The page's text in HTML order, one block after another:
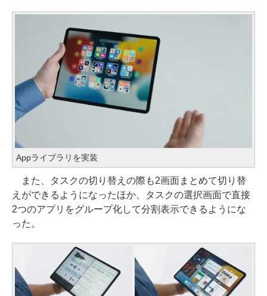
Appライブラリを実装
また、タスクの切り替えの際も2画面まとめて切り替
えができるようになったほか、タスクの選択画面で直接
2つのアプリをグループ化して分割表示できるようにな
った。